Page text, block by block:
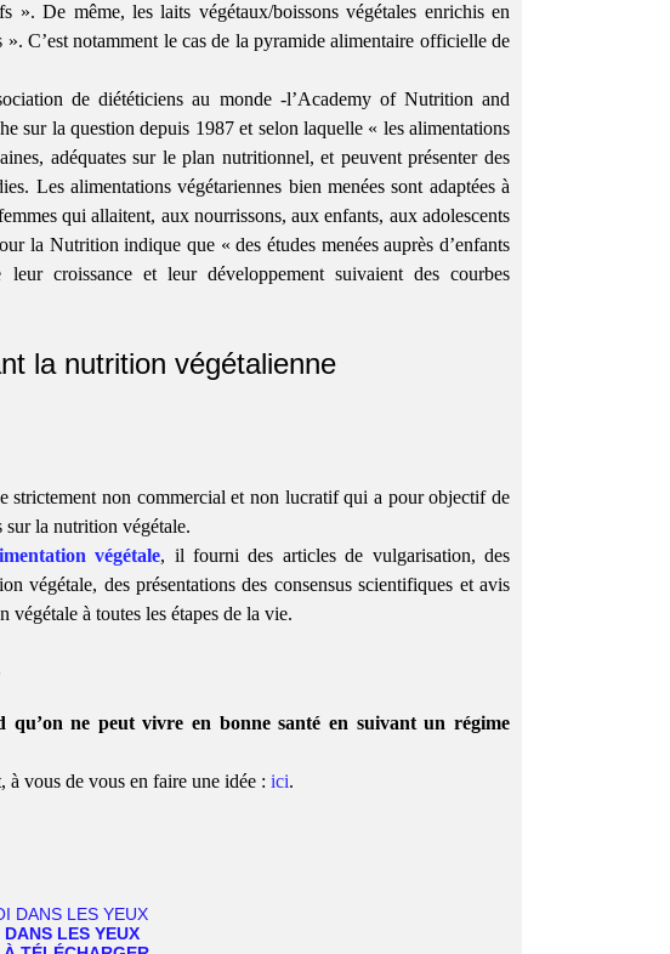
De même, les laits végétaux/boissons végétales enrichis en
C’est notamment le cas de la pyramide alimentaire officielle de
de diététiciens au monde -l’Academy of Nutrition and
sur la question depuis 1987 et selon laquelle « les alimentations
adéquates sur le plan nutritionnel, et peuvent présenter des
Les alimentations végétariennes bien menées sont adaptées à
qui allaitent, aux nourrissons, aux enfants, aux adolescents
la Nutrition indique que « des études menées auprès d’enfants
croissance et leur développement suivaient des courbes
la nutrition végétalienne
strictement non commercial et non lucratif qui a pour objectif de
sur la nutrition végétale.
végétale, il fourni des articles de vulgarisation, des
végétale, des présentations des consensus scientifiques et avis
à toutes les étapes de la vie.
ne peut vivre en bonne santé en suivant un régime
à vous de vous en faire une idée : ici.
LES YEUX